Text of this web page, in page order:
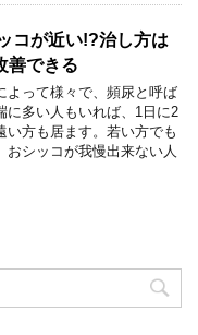
コが近い!?治し方は
善できる
よって様々で、頻尿と呼ば
に多い人もいれば、1日に2
い方も居ます。若い方でも
おシッコが我慢出来ない人